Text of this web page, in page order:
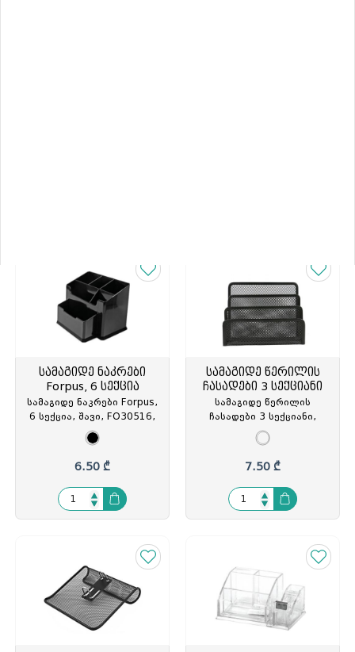
სამაგიდე ნაკრები
Forpus, 6 სექცია
სამაგიდე ნაკრები Forpus,
6 სექცია, შავი, FO30516,
FOP-305166
6.50 ₾
სამაგიდე წერილის
ჩასადები 3 სექციანი
სამაგიდე წერილის
ჩასადები 3 სექციანი,
მეტალის, 17.0x8.3xH13სმ,
პერფორირებული, შავი,
PF-HF901, PF-9250898
7.50 ₾